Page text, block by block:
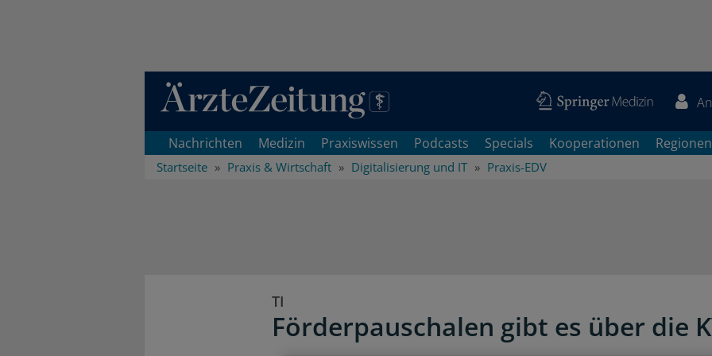
Direkt zum Inhaltsbereich
Nachrichten Medizin Praxiswissen Podcasts Specials Kooperationen Regionen
Startseite Praxis & Wirtschaft Digitalisierung und IT Praxis-EDV
TI
Förderpauschalen gibt es über die